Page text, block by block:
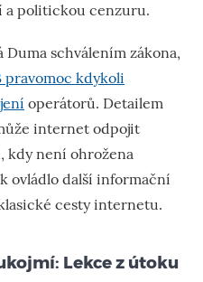
a politickou cenzuru.
schválením zákona,
pravomoc kdykoli
operátorů. Detailem
internet odpojit
kdy není ohrožena
ovládlo další informační
cesty internetu.
Lekce z útoku